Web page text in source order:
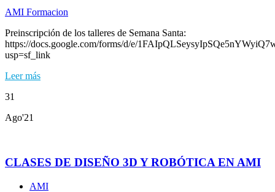
AMI Formacion
Preinscripción de los talleres de Semana Santa:
https://docs.google.com/forms/d/e/
usp=sf_link
Leer más
31
Ago'21
CLASES DE DISEÑO 3D Y ROBÓTICA EN AMI
AMI